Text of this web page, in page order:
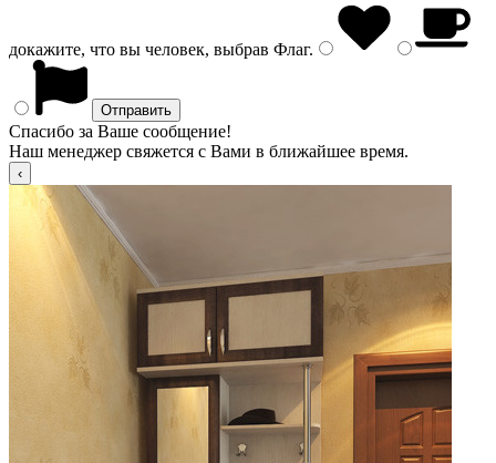
докажите, что вы человек, выбрав Флаг.
Спасибо за Ваше сообщение!
Наш менеджер свяжется с Вами в ближайшее время.